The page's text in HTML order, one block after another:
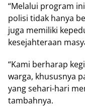
“Melalui program
polisi tidak hanya
juga memiliki
kesejahteraan
“Kami berharap
warga, khususnya
yang sehari-hari
tambahnya.